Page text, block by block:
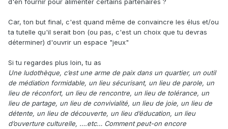
d'en fournir pour alimenter certains partenaires ?
Car, ton but final, c'est quand même de convaincre les élus et/ou
ta tutelle qu'il serait bon (ou pas, c'est un choix que tu devras
déterminer) d'ouvrir un espace "jeux"
Si tu regardes plus loin, tu as
Une ludothèque, c’est une arme de paix dans un quartier, un outil
de médiation formidable, un lieu sécurisant, un lieu de parole, un
lieu de réconfort, un lieu de rencontre, un lieu de tolérance, un
lieu de partage, un lieu de convivialité, un lieu de joie, un lieu de
détente, un lieu de découverte, un lieu d’éducation, un lieu
d’ouverture culturelle, ….etc… Comment peut-on encore